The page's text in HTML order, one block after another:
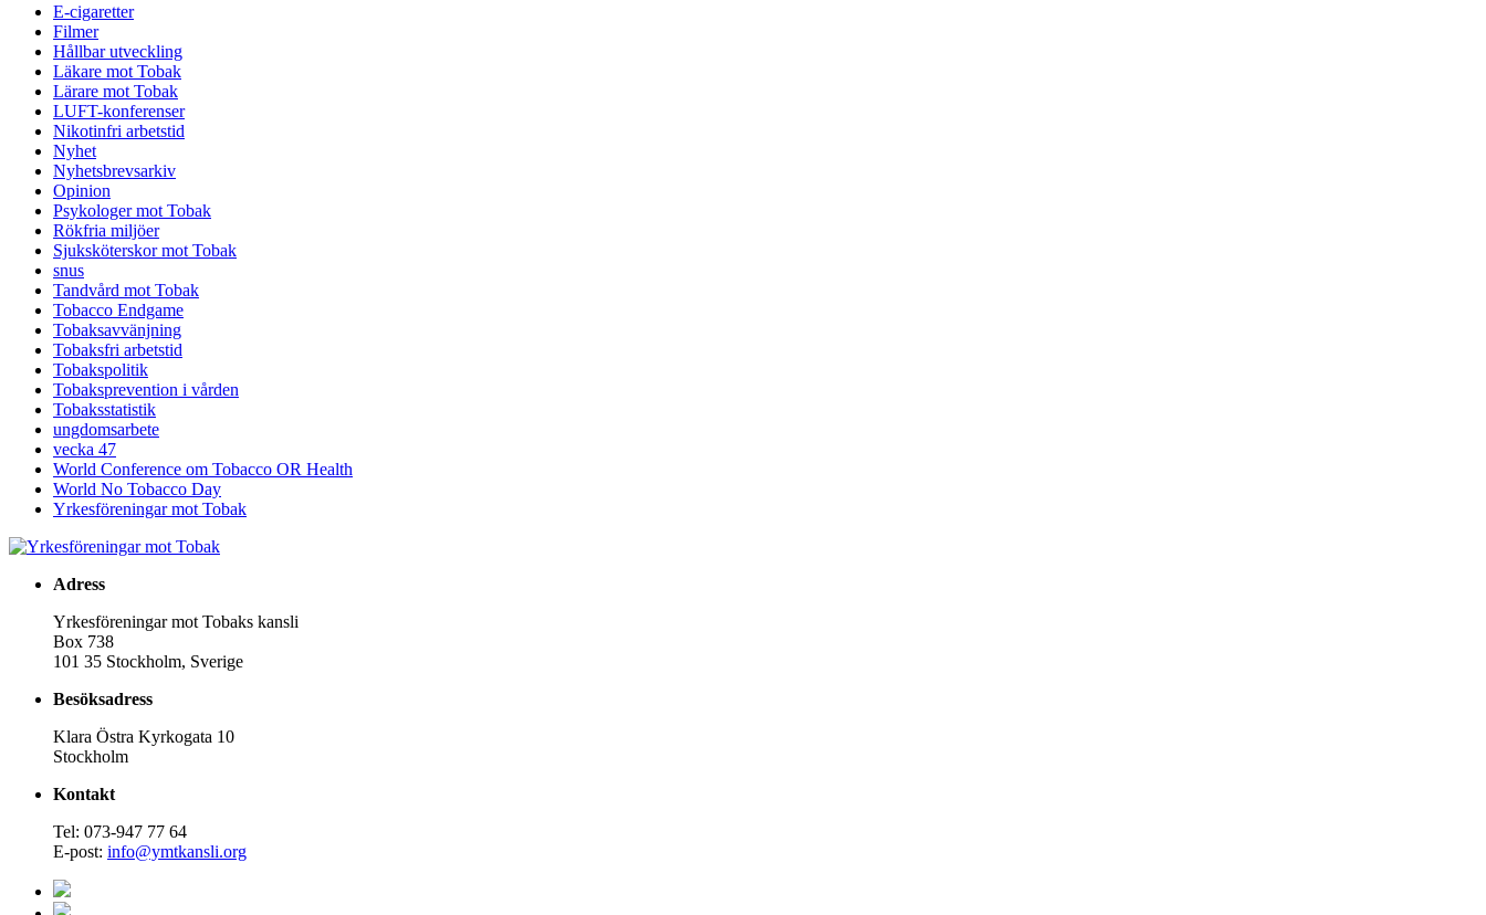
E-cigaretter
Filmer
Hållbar utveckling
Läkare mot Tobak
Lärare mot Tobak
LUFT-konferenser
Nikotinfri arbetstid
Nyhet
Nyhetsbrevsarkiv
Opinion
Psykologer mot Tobak
Rökfria miljöer
Sjuksköterskor mot Tobak
snus
Tandvård mot Tobak
Tobacco Endgame
Tobaksavvänjning
Tobaksfri arbetstid
Tobakspolitik
Tobaksprevention i vården
Tobaksstatistik
ungdomsarbete
vecka 47
World Conference om Tobacco OR Health
World No Tobacco Day
Yrkesföreningar mot Tobak
Adress
Yrkesföreningar mot Tobaks kansli
Box 738
101 35 Stockholm, Sverige
Besöksadress
Klara Östra Kyrkogata 10
Stockholm
Kontakt
Tel: 073-947 77 64
E-post: info@ymtkansli.org